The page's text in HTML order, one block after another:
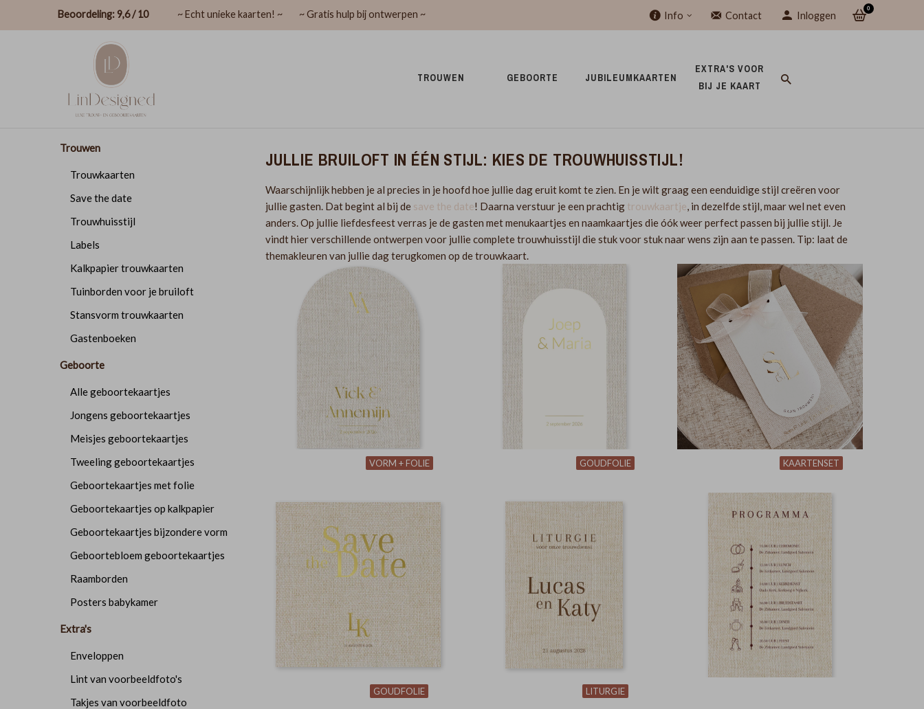
Beoordeling: 9,6 / 10 ~ Echt unieke kaarten! ~ ~ Gratis hulp bij ontwerpen ~ Info Contact Inloggen
0
TROUWEN GEBOORTE JUBILEUMKAARTEN
EXTRA'S VOOR
BIJ JE KAART
Trouwen
Trouwkaarten
Save the date
Trouwhuisstijl
Labels
Kalkpapier trouwkaarten
Tuinborden voor je bruiloft
Stansvorm trouwkaarten
Gastenboeken
Geboorte
Alle geboortekaartjes
Jongens geboortekaartjes
Meisjes geboortekaartjes
Tweeling geboortekaartjes
Geboortekaartjes met folie
Geboortekaartjes op kalkpapier
Geboortekaartjes bijzondere vorm
Geboortebloem geboortekaartjes
Raamborden
Posters babykamer
Extra's
Enveloppen
Lint van voorbeeldfoto's
Takjes van voorbeeldfoto
JULLIE BRUILOFT IN ÉÉN STIJL: KIES DE TROUWHUISSTIJL!
Waarschijnlijk hebben je al precies in je hoofd hoe jullie dag eruit komt te zien. En je wilt graag een eenduidige stijl creëren voor
jullie gasten. Dat begint al bij de save the date! Daarna verstuur je een prachtig trouwkaartje, in dezelfde stijl, maar wel net even
anders. Op jullie liefdesfeest verras je de gasten met menukaartjes en naamkaartjes die óók weer perfect passen bij jullie stijl. Je
vindt hier verschillende ontwerpen voor jullie complete trouwhuisstijl die stuk voor stuk naar wens zijn aan te passen. Tip: laat de
themakleuren van jullie dag terugkomen op de trouwkaart.
VORM + FOLIE GOUDFOLIE KAARTENSET
GOUDFOLIE LITURGIE